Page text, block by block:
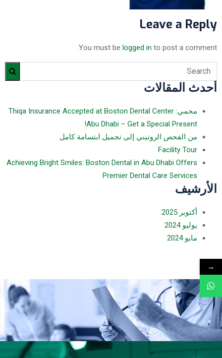
Leave a Reply
You must be logged in to post a comment.
أحدث المقالات
محمي: Thiqa Insurance Accepted at Boston Dental Center
Abu Dhabi – Get a Special Present!
من الفحص الروتيني إلى تجميل ابتسامة كامل
Facility Tour
Achieving Bright Smiles: Boston Dental in Abu Dhabi Offers
Premier Dental Care Services
الأرشيف
أكتوبر 2025
يوليو2024
مايو2024
→